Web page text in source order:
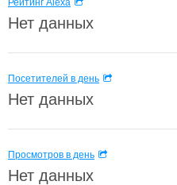
Рейтинг Alexa
Нет данных
Посетителей в день
Нет данных
Просмотров в день
Нет данных